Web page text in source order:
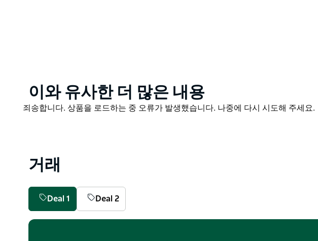
Product
List
이와 유사한 더 많은 내용
Product
죄송합니다. 상품을 로드하는 중 오류가 발생했습니다. 나중에 다시 시도해 주세요.
거래
Deal 1 Deal 2